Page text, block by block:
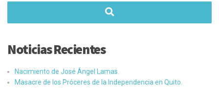
Noticias Recientes
Nacimiento de José Ángel Lamas.
Masacre de los Próceres de la Independencia en Quito.